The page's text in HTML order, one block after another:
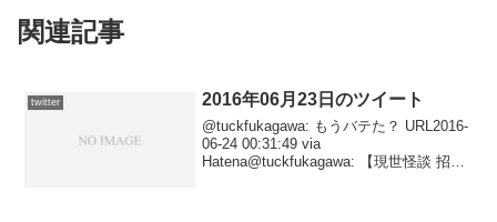
関連記事
twitter 2016年06月23日のツイート
@tuckfukagawa: もうバテた？ URL2016-
06-24 00:31:49 via
Hatena@tuckfukagawa: 【現世怪談 招か